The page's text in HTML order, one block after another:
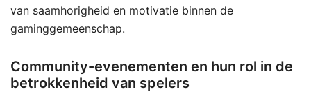
van saamhorigheid en motivatie binnen de
gaminggemeenschap.
Community-evenementen en hun rol in de
betrokkenheid van spelers